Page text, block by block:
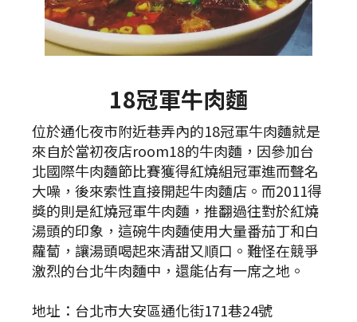
18冠軍牛肉麵
位於通化夜市附近巷弄內的18冠軍牛肉麵就是
來自於當初夜店room18的牛肉麵，因參加台
北國際牛肉麵節比賽獲得紅燒組冠軍進而聲名
大噪，後來索性直接開起牛肉麵店。而2011得
獎的則是紅燒冠軍牛肉麵，推翻過往對於紅燒
湯頭的印象，這碗牛肉麵使用大量番茄丁和白
蘿蔔，讓湯頭喝起來清甜又順口。難怪在競爭
激烈的台北牛肉麵中，還能佔有一席之地。
地址：台北市大安區通化街171巷24號